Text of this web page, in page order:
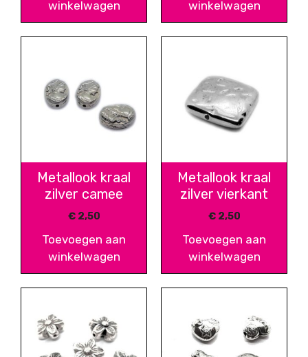
winkelwagen winkelwagen
Metallook kraal
zilver camee
€2,50
Toevoegen aan
winkelwagen
Metallook kraal
zilver vierkant
€2,50
Toevoegen aan
winkelwagen